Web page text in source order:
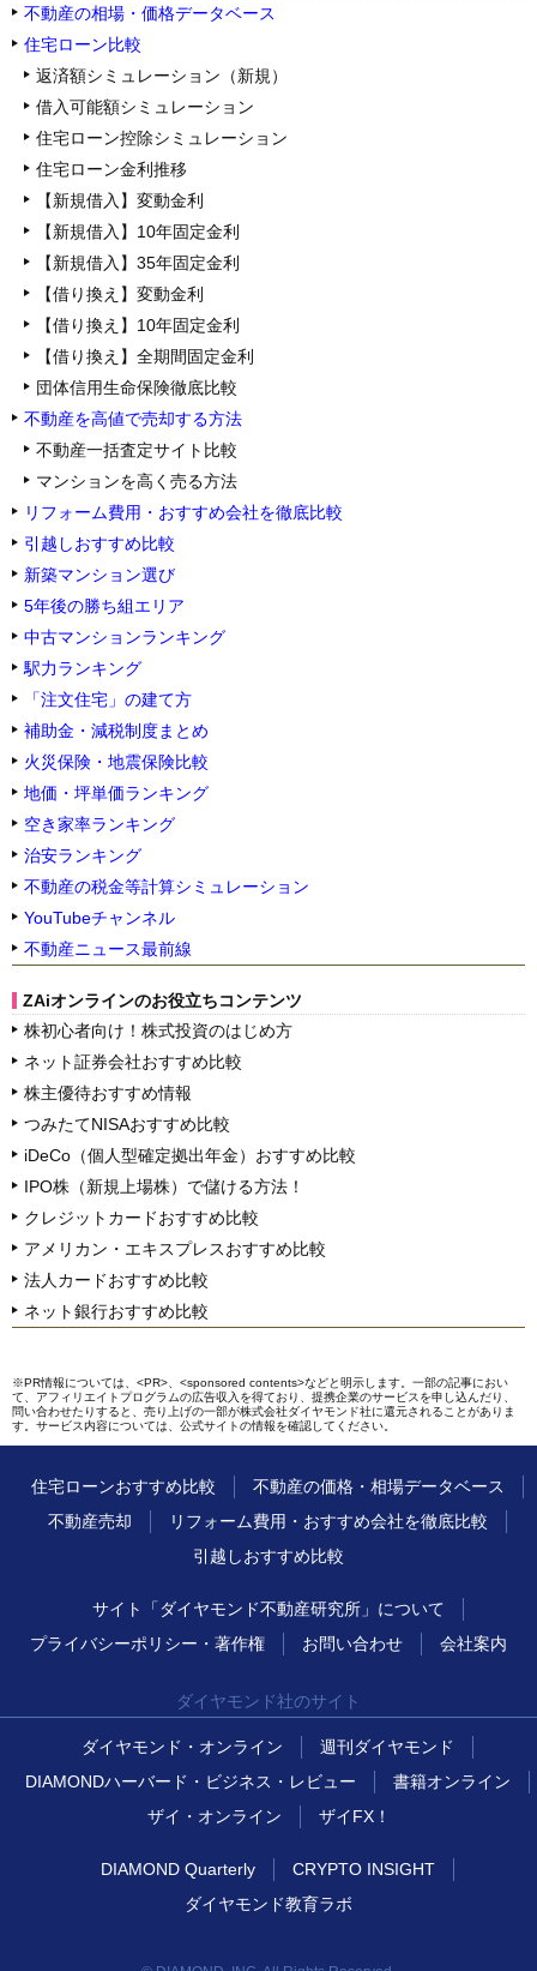
不動産の相場・価格データベース
住宅ローン比較
返済額シミュレーション（新規）
借入可能額シミュレーション
住宅ローン控除シミュレーション
住宅ローン金利推移
【新規借入】変動金利
【新規借入】10年固定金利
【新規借入】35年固定金利
【借り換え】変動金利
【借り換え】10年固定金利
【借り換え】全期間固定金利
団体信用生命保険徹底比較
不動産を高値で売却する方法
不動産一括査定サイト比較
マンションを高く売る方法
リフォーム費用・おすすめ会社を徹底比較
引越しおすすめ比較
新築マンション選び
5年後の勝ち組エリア
中古マンションランキング
駅力ランキング
「注文住宅」の建て方
補助金・減税制度まとめ
火災保険・地震保険比較
地価・坪単価ランキング
空き家率ランキング
治安ランキング
不動産の税金等計算シミュレーション
YouTubeチャンネル
不動産ニュース最前線
ZAiオンラインのお役立ちコンテンツ
株初心者向け！株式投資のはじめ方
ネット証券会社おすすめ比較
株主優待おすすめ情報
つみたてNISAおすすめ比較
iDeCo（個人型確定拠出年金）おすすめ比較
IPO株（新規上場株）で儲ける方法！
クレジットカードおすすめ比較
アメリカン・エキスプレスおすすめ比較
法人カードおすすめ比較
ネット銀行おすすめ比較
※PR情報については、<PR>、<sponsored contents>などと明示します。一部の記事におい
て、アフィリエイトプログラムの広告収入を得ており、提携企業のサービスを申し込んだり、
問い合わせたりすると、売り上げの一部が株式会社ダイヤモンド社に還元されることがありま
す。サービス内容については、公式サイトの情報を確認してください。
住宅ローンおすすめ比較
不動産の価格・相場データベース
不動産売却
リフォーム費用・おすすめ会社を徹底比較
引越しおすすめ比較
サイト「ダイヤモンド不動産研究所」について
プライバシーポリシー・著作権
お問い合わせ 会社案内
ダイヤモンド社のサイト
ダイヤモンド・オンライン
週刊ダイヤモンド
DIAMONDハーバード・ビジネス・レビュー
書籍オンライン
ザイ・オンライン
ザイFX！
DIAMOND Quarterly
CRYPTO INSIGHT
ダイヤモンド教育ラボ